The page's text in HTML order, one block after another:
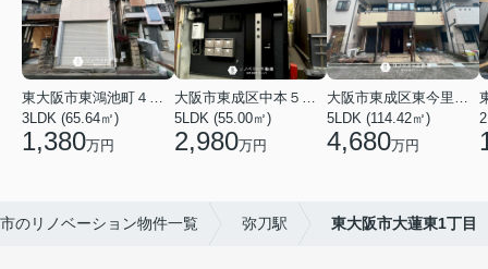
3LDK (65.64㎡)
1,380万円
5LDK (55.00㎡)
2,980万円
5LDK (114.42㎡)
4,680万円
のリノベーション物件一覧 弥刀駅 東大阪市大蓮東1丁目